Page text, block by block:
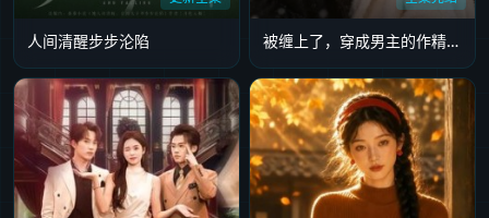
人间清醒步步沦陷 被缠上了，穿成男主的作精前女友！第一季